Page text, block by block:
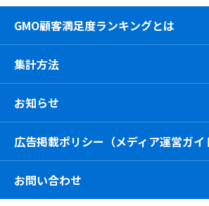
GMO顧客満足度ランキングとは
集計方法
お知らせ
広告掲載ポリシー（メディア運営ガイ
お問い合わせ